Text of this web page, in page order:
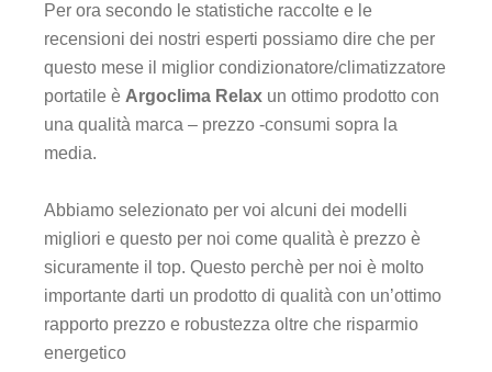
Per ora secondo le statistiche raccolte e le
recensioni dei nostri esperti possiamo dire che per
questo mese il miglior condizionatore/climatizzatore
portatile è Argoclima Relax un ottimo prodotto con
una qualità marca – prezzo -consumi sopra la
media.
Abbiamo selezionato per voi alcuni dei modelli
migliori e questo per noi come qualità è prezzo è
sicuramente il top. Questo perchè per noi è molto
importante darti un prodotto di qualità con un’ottimo
rapporto prezzo e robustezza oltre che risparmio
energetico